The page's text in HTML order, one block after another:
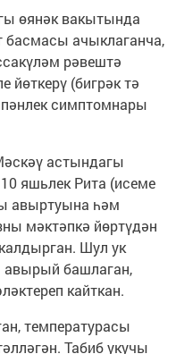
өянәк вакытында
басмасы ачыклаганча,
рәвештә
йөткерү (бигрәк тә
симптомнары
астындагы
яшьлек Рита (исеме
авыртуына һәм
мәктәпкә йөртүдән
Шул ук
авырый башлаган,
кайткан.
температурасы
Табиб укучы